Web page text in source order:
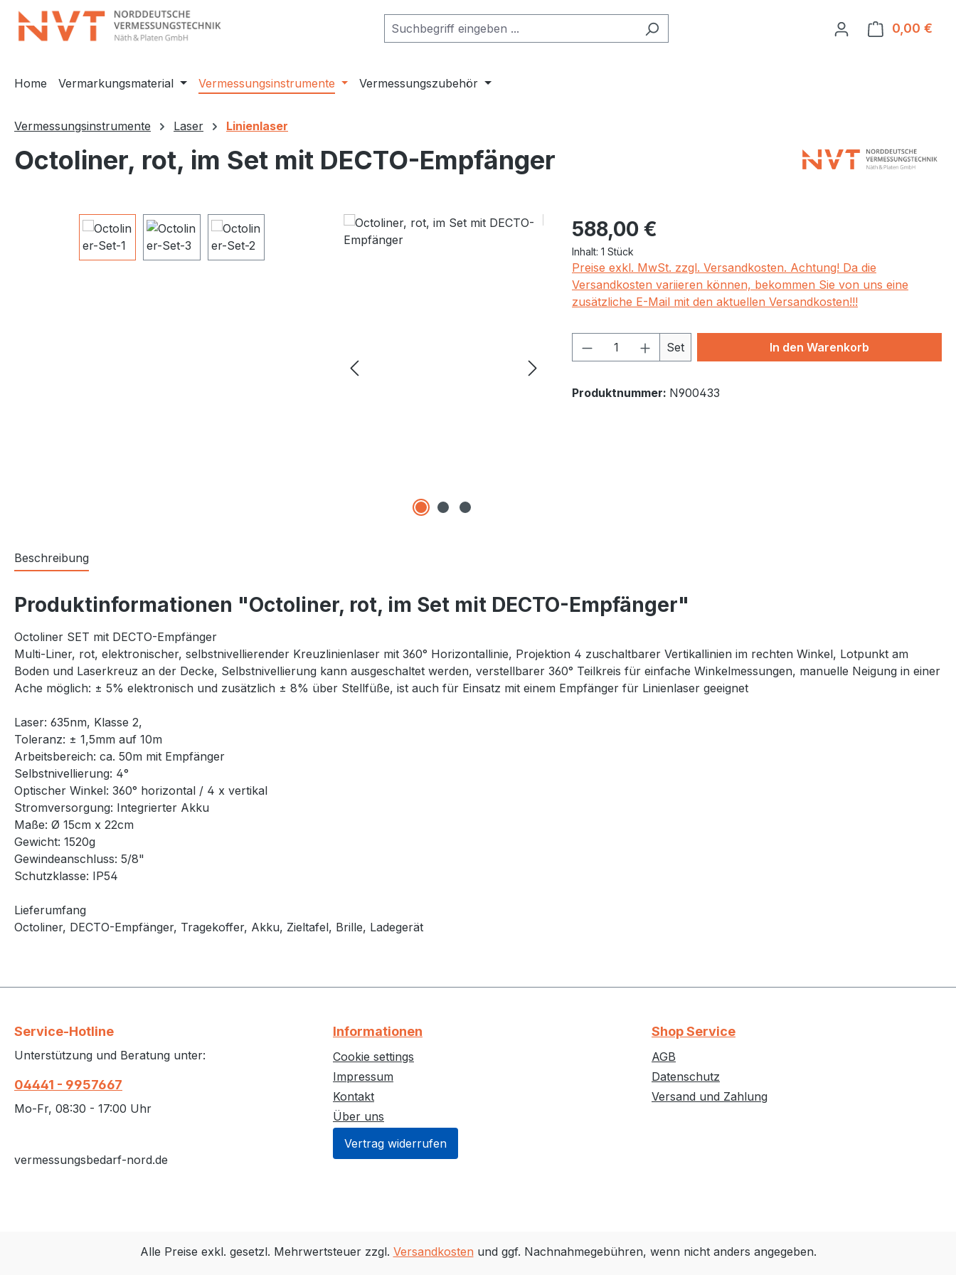
Hauptinhalt springen
Zur Suche springen
Zur Hauptnavigation springen
0,00 €
Home Vermarkungsmaterial Vermessungsinstrumente Vermessungszubehör
Vermessungsinstrumente Laser Linienlaser
Octoliner, rot, im Set mit DECTO-Empfänger
Bildergalerie überspringen Regulärer Preis:
588,00 €
Inhalt: 1 Stück
Preise exkl. MwSt. zzgl. Versandkosten. Achtung! Da die
Versandkosten variieren können, bekommen Sie von uns eine
zusätzliche E-Mail mit den aktuellen Versandkosten!!!
Produkt Anzahl: Gib den gewünschten Wert
Set In den Warenkorb
Produktnummer: N900433
Beschreibung
Produktinformationen "Octoliner, rot, im Set mit DECTO-Empfänger"
Octoliner SET mit DECTO-Empfänger
Multi-Liner, rot, elektronischer, selbstnivellierender Kreuzlinienlaser mit 360° Horizontallinie, Projektion 4 zuschaltbarer Vertikallinien im rechten Winkel, Lotpunkt am
Boden und Laserkreuz an der Decke, Selbstnivellierung kann ausgeschaltet werden, verstellbarer 360° Teilkreis für einfache Winkelmessungen, manuelle Neigung in einer
Ache möglich: ± 5% elektronisch und zusätzlich ± 8% über Stellfüße, ist auch für Einsatz mit einem Empfänger für Linienlaser geeignet
Laser: 635nm, Klasse 2,
Toleranz: ± 1,5mm auf 10m
Arbeitsbereich: ca. 50m mit Empfänger
Selbstnivellierung: 4°
Optischer Winkel: 360° horizontal / 4 x vertikal
Stromversorgung: Integrierter Akku
Maße: Ø 15cm x 22cm
Gewicht: 1520g
Gewindeanschluss: 5/8"
Schutzklasse: IP54
Lieferumfang
Octoliner, DECTO-Empfänger, Tragekoffer, Akku, Zieltafel, Brille, Ladegerät
Service-Hotline
Unterstützung und Beratung unter:
04441 - 9957667
Mo-Fr, 08:30 - 17:00 Uhr
vermessungsbedarf-nord.de
Informationen
Cookie settings
Impressum
Kontakt
Über uns
Vertrag widerrufen
Shop Service
AGB
Datenschutz
Versand und Zahlung
Alle Preise exkl. gesetzl. Mehrwertsteuer zzgl. Versandkosten und ggf. Nachnahmegebühren, wenn nicht anders angegeben.